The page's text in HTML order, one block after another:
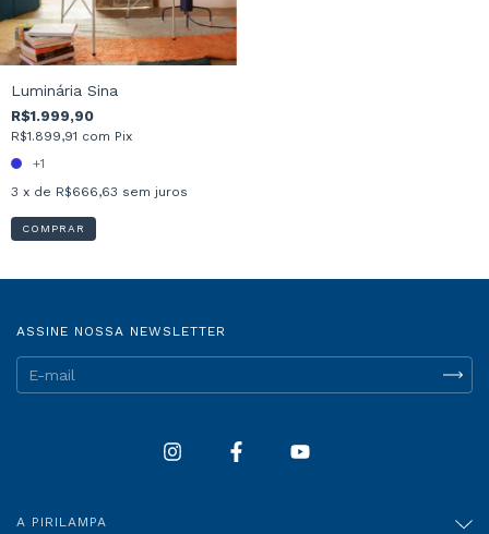
Luminária Sina
R$1.999,90
R$1.899,91 com Pix
+1
3 x de R$666,63 sem juros
COMPRAR
ASSINE NOSSA NEWSLETTER
A PIRILAMPA